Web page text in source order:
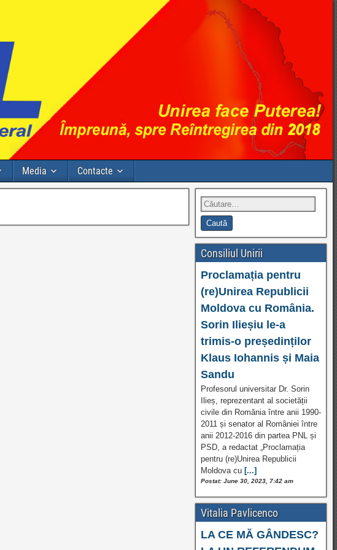
Media Contacte
Consiliul Unirii
Proclamația pentru
(re)Unirea Republicii
Moldova cu România.
Sorin Ilieșiu le-a
trimis-o președinților
Klaus Iohannis și Maia
Sandu
Profesorul universitar Dr. Sorin
Ilieș, reprezentant al societății
civile din România între anii 1990-
2011 și senator al României între
anii 2012-2016 din partea PNL și
PSD, a redactat „Proclamația
pentru (re)Unirea Republicii
Moldova cu [...]
Postat: June 30, 2023, 7:42 am
Vitalia Pavlicenco
LA CE MĂ GÂNDESC?